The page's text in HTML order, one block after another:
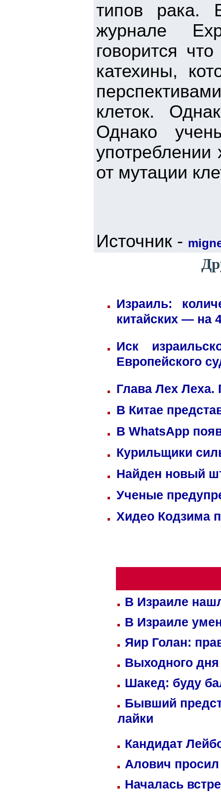
типов рака.
журнале
говорится
катехины,
клеток.
Однако
от мутации
Источник -
Израиль:
китайских — на
Иск
Европейского
Глава Лех
В Китае
В WhatsApp
Курильщики
Найден новый
Ученые
Хидео Кодзима
В Израиле
В Израиле
Яир Голан:
Выходного
Шакед: буду
Бывший
лайки
Кандидат
Алович просил
Началась